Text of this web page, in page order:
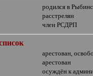
родился в
расстрелян
член РСДРП
арестован,
арестован
осуждён к